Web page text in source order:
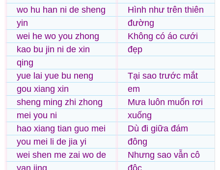
wo hu han ni de sheng
yin
wei he wo you zhong
kao bu jin ni de xin
qing
yue lai yue bu neng
gou xiang xin
sheng ming zhi zhong
mei you ni
hao xiang tian guo mei
you mei li de jia yi
wei shen me zai wo de
Hình như trên thiên
đường
Không có áo cưới
đẹp
Tại sao trước mắt
em
Mưa luôn muốn rơi
xuống
Dù đi giữa đám
đông
Nhưng sao vẫn cô